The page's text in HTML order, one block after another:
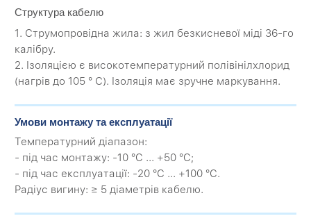
Структура кабелю
1. Струмопровідна жила: з жил безкисневої міді 36-го
калібру.
2. Ізоляцією є високотемпературний полівінілхлорид
(нагрів до 105 ° С). Ізоляція має зручне маркування.
Умови монтажу та експлуатації
Температурний діапазон:
- під час монтажу: -10 °C ... +50 °C;
- під час експлуатації: -20 °C ... +100 °C.
Радіус вигину: ≥ 5 діаметрів кабелю.